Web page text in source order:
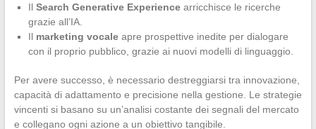
Il Search Generative Experiencearricchisce le ricerche
grazie all’IA.
Il marketing vocaleapre prospettive inedite per dialogare
con il proprio pubblico, grazie ai nuovi modelli di linguaggio.
Per avere successo, è necessario destreggiarsi tra innovazione,
capacità di adattamento e precisione nella gestione. Le strategie
vincenti si basano su un’analisi costante dei segnali del mercato
e collegano ogni azione a un obiettivo tangibile.